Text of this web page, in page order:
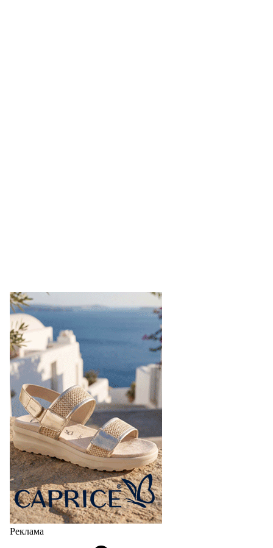
Реклама